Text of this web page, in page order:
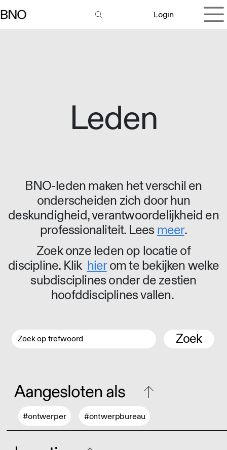
Login
Leden
BNO-leden maken het verschil en
onderscheiden zich door hun
deskundigheid, verantwoordelijkheid en
professionaliteit. Lees meer.
Zoek onze leden op locatie of
discipline. Klik hierom te bekijken welke
subdisciplines onder de zestien
hoofddisciplines vallen.
Zoek
Aangesloten als
#ontwerper #ontwerpbureau